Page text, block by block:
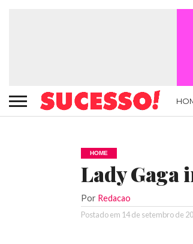
HOME
Lady Gaga
Por Redacao
Postado em 14 de setembro de